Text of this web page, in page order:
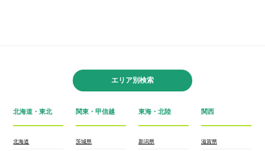
エリア別検索
北海道・東北
北海道
関東・甲信越
茨城県
東海・北陸
新潟県
関西
滋賀県